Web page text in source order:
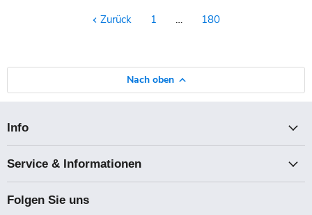
Zurück 1 … 180
Nach oben
Info
Service & Informationen
Folgen Sie uns